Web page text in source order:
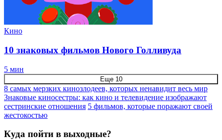
Кино
10 знаковых фильмов Нового Голливуда
5 мин
Еще 10
8 самых мерзких кинозлодеев, которых ненавидит весь мир
Знаковые киносестры: как кино и телевидение изображают
сестринские отношения 5 фильмов, которые поражают своей
жестокостью
Куда пойти в выходные?